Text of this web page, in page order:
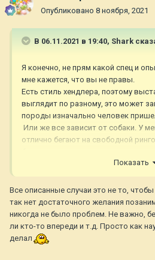
Опубликовано 8 ноября, 2021
В 06.11.2021 в 19:40, Shark
Я конечно, не прям какой спец и
мне кажется, что вы не правы.
Есть стиль хендлера, поэтому
выглядит по разному, это может
породы изначально человек
Или же все зависит от собаки. У
отлично бегают на свободной
поэтому приходится ринговкой
старшая любит психовать, если я
еще выводила и бежать а-ля немец,
тоже уже не свободная, потому
"галоп". А младшая иногда ленится,
отработала, следующий беги сама,
Показать
Все описанные случаи это не то,
так нет достаточного желания
никогда не было проблем. Не важно,
ли кто-то впереди и т.д. Просто как
делал